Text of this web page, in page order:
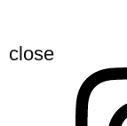
close